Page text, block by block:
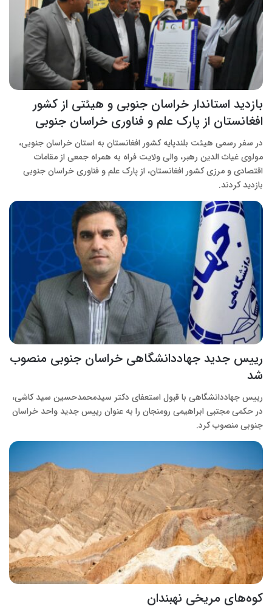
بازدید استاندار خراسان جنوبی و هیئتی از کشور
افغانستان از پارک علم و فناوری خراسان جنوبی
در سفر رسمی هیئت بلندپایه کشور افغانستان به استان خراسان جنوبی،
مولوی غیاث الدین رهبر، والی ولایت فراه به همراه جمعی از مقامات
اقتصادی و مرزی کشور افغانستان، از پارک علم و فناوری خراسان جنوبی
بازدید کردند.
رییس جدید جهاددانشگاهی خراسان جنوبی منصوب
شد
رییس جهاددانشگاهی با قبول استعفای دکتر سیدمحمدحسین سید کاشی،
در حکمی مجتبی ابراهیمی رومنجان را به عنوان رییس جدید واحد خراسان
جنوبی منصوب کرد.
کوه‌های مریخی نهبندان